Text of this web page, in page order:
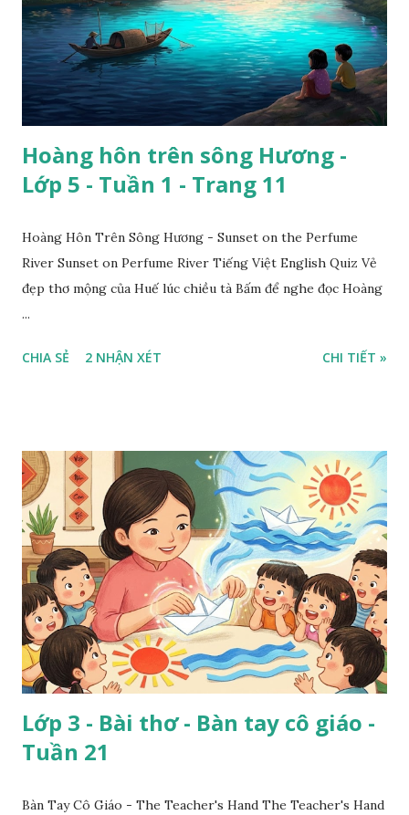
Hoàng hôn trên sông Hương -
Lớp 5 - Tuần 1 - Trang 11
Hoàng Hôn Trên Sông Hương - Sunset on the Perfume
River Sunset on Perfume River Tiếng Việt English Quiz Vẻ
đẹp thơ mộng của Huế lúc chiều tà Bấm để nghe đọc Hoàng
...
CHIA SẺ 2 NHẬN XÉT CHI TIẾT »
Lớp 3 - Bài thơ - Bàn tay cô giáo -
Tuần 21
Bàn Tay Cô Giáo - The Teacher's Hand The Teacher's Hand